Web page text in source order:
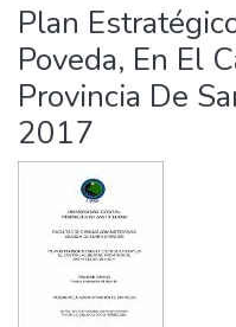
Plan
Poveda, En El
Provincia De
2017